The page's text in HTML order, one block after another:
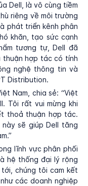
Dell, là vô cùng tiềm
riêng về môi trường
phát triển kênh phân
khăn, tạo sức cạnh
tương tự, Dell đã
thuận hợp tác có tính
nghệ thông tin và
Distribution.
Nam, chia sẻ: “Việt
Tôi rất vui mừng khi
thoả thuận hợp tác.
sẽ giúp Dell tăng
lĩnh vực phân phối
hệ thống đại lý rộng
chúng tôi cam kết
các doanh nghiệp